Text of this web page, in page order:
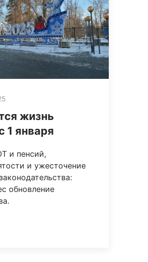
жизнь
1 января
и пенсий,
и ужесточение
обновление